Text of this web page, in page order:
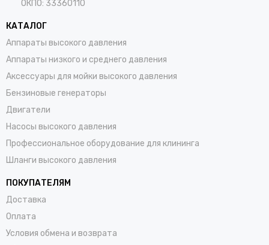
ОКПО: 33360110
КАТАЛОГ
Аппараты высокого давления
Аппараты низкого и среднего давления
Аксессуары для мойки высокого давления
Бензиновые генераторы
Двигатели
Насосы высокого давления
Профессиональное оборудование для клининга
Шланги высокого давления
ПОКУПАТЕЛЯМ
Доставка
Оплата
Условия обмена и возврата